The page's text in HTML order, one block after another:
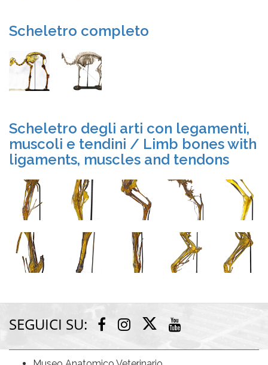
Scheletro completo
Scheletro degli arti con legamenti,
muscoli e tendini / Limb bones with
ligaments, muscles and tendons
SEGUICI SU: Facebook
Instagram
Twitter